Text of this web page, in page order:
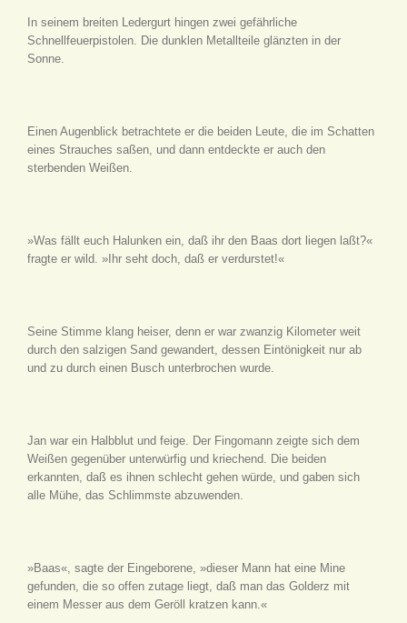
In seinem breiten Ledergurt hingen zwei gefährliche
Schnellfeuerpistolen. Die dunklen Metallteile glänzten in der
Sonne.
Einen Augenblick betrachtete er die beiden Leute, die im Schatten
eines Strauches saßen, und dann entdeckte er auch den
sterbenden Weißen.
»Was fällt euch Halunken ein, daß ihr den Baas dort liegen laßt?«
fragte er wild. »Ihr seht doch, daß er verdurstet!«
Seine Stimme klang heiser, denn er war zwanzig Kilometer weit
durch den salzigen Sand gewandert, dessen Eintönigkeit nur ab
und zu durch einen Busch unterbrochen wurde.
Jan war ein Halbblut und feige. Der Fingomann zeigte sich dem
Weißen gegenüber unterwürfig und kriechend. Die beiden
erkannten, daß es ihnen schlecht gehen würde, und gaben sich
alle Mühe, das Schlimmste abzuwenden.
»Baas«, sagte der Eingeborene, »dieser Mann hat eine Mine
gefunden, die so offen zutage liegt, daß man das Golderz mit
einem Messer aus dem Geröll kratzen kann.«